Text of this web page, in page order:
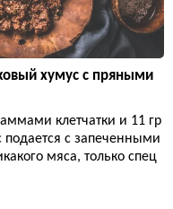
хумус с пряными
клетчатки и 11 гр
с запеченными
мяса, только спец